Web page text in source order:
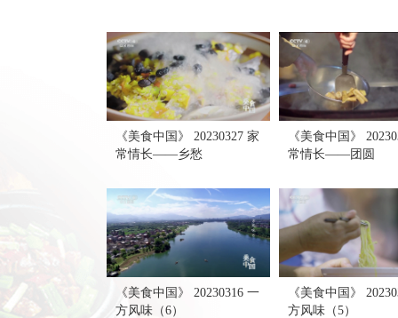
《美食中国》 20230327 家
常情长——乡愁
《美食中国》
常情长——团圆
《美食中国》 20230316 一
方风味（6）
《美食中国》
方风味（5）